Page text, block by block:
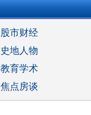
股市财经
史地人物
教育学术
焦点房谈